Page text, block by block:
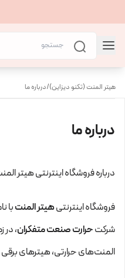
هیتر المنت (تکنو دیزاین)/درباره ما
درباره ما
درباره فروشگاه اینترنتی هیتر
فروشگاه اینترنتیهیتر المنتبا
شرکتحرارت صنعت متفکران، در
المنت‌های حرارتی، هیترهای